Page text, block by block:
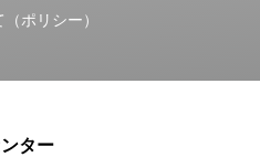
ポリシー）
ター